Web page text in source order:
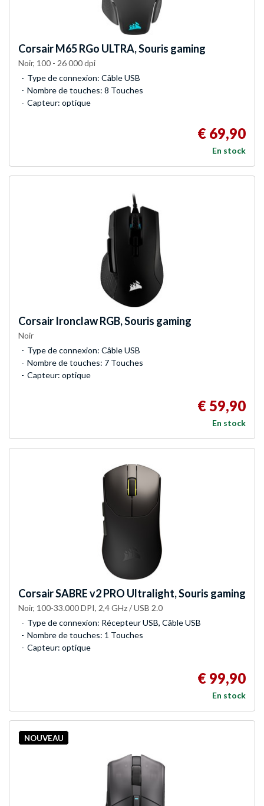
CorsairM65 RGo ULTRA, Souris gaming
Noir, 100 - 26 000 dpi
Type de connexion: Câble USB
Nombre de touches: 8 Touches
Capteur: optique
€ 69,90
En stock
Corsair Ironclaw RGB, Souris gaming
Noir
Type de connexion: Câble USB
Nombre de touches: 7 Touches
Capteur: optique
€ 59,90
En stock
CorsairSABRE v2 PRO Ultralight, Souris gaming
Noir, 100-33.000 DPI, 2,4 GHz / USB 2.0
Type de connexion: Récepteur USB, Câble USB
Nombre de touches: 1 Touches
Capteur: optique
€ 99,90
En stock
NOUVEAU